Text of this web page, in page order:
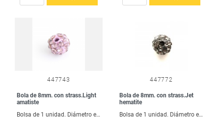
447743
Bola de 8mm. con strass.Light
amatiste
Bolsa de 1 unidad. Diámetro exterior 8 mm. Taladro interior 1.5 mm.
447772
Bola de 8mm. con strass.Jet
hematite
Bolsa de 1 unidad. Diámetro exterior 8 mm. Taladro interior 1.5 mm.